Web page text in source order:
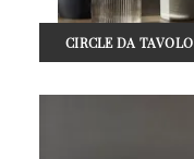
CIRCLE DA TAVOLO